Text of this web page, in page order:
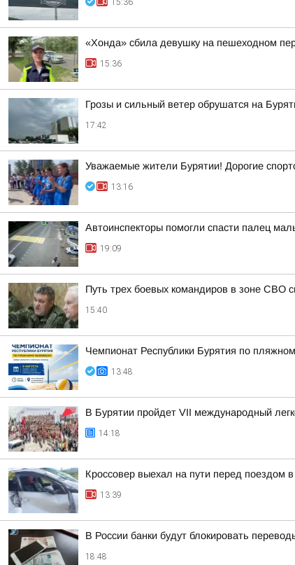
15:36
«Хонда» сбила девушку на пешеходном
15:36
Грозы и сильный ветер обрушатся на
17:42
Уважаемые жители Бурятии! Дорогие
13:16
Автоинспекторы помогли спасти палец
19:09
Путь трех боевых командиров в зоне СВО
15:40
Чемпионат Республики Бурятия по
13:48
В Бурятии пройдет VII международный
14:18
Кроссовер выехал на пути перед поездом
13:39
В России банки будут блокировать
18:48